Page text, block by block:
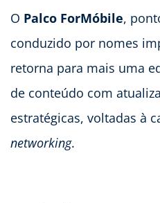
O Palco ForMóbile,
conduzido por nomes
retorna para mais uma
de conteúdo com
estratégicas, voltadas à
networking.